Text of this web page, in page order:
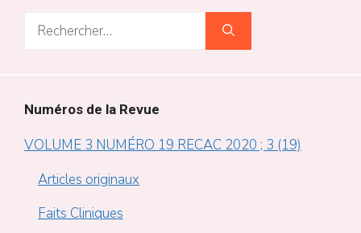
Rechercher :
Numéros de la Revue
VOLUME 3 NUMÉRO 19 RECAC 2020 ; 3 (19)
Articles originaux
Faits Cliniques